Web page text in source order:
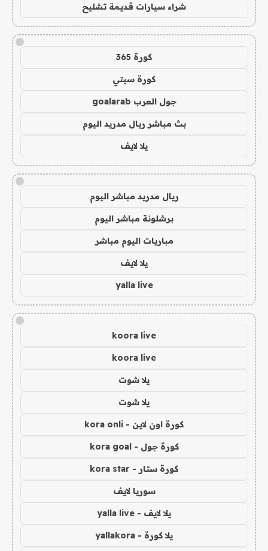
شراء سيارات قديمة تشليح
!
كورة 365
كورة سيتي
جول العرب goalarab
بث مباشر ريال مدريد اليوم
يلا لايف
!
ريال مدريد مباشر اليوم
برشلونة مباشر اليوم
مباريات اليوم مباشر
يلا لايف
yalla live
!
koora live
koora live
يلا شوت
يلا شوت
كورة اون لاين - kora onli
كورة جول - kora goal
كورة ستار - kora star
سوريا لايف
يلا لايف - yalla live
يلا كورة - yallakora